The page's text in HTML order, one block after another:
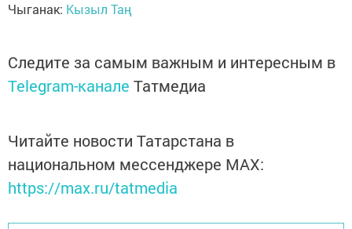
Чыганак: Кызыл Таң
Следите за самым важным и интересным в
Telegram-канале Татмедиа
Читайте новости Татарстана в
национальном мессенджере MАХ:
https://max.ru/tatmedia